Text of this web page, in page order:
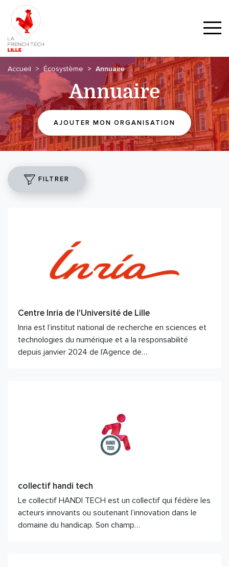
Accueil Écosystème Annuaire
Annuaire
AJOUTER MON ORGANISATION
FILTRER
Centre Inria de l'Université de Lille
Inria est l’institut national de recherche en sciences et
technologies du numérique et a la responsabilité
depuis janvier 2024 de l’Agence de…
collectif handi tech
Le collectif HANDI TECH est un collectif qui fédère les
acteurs innovants ou soutenant l’innovation dans le
domaine du handicap. Son champ…